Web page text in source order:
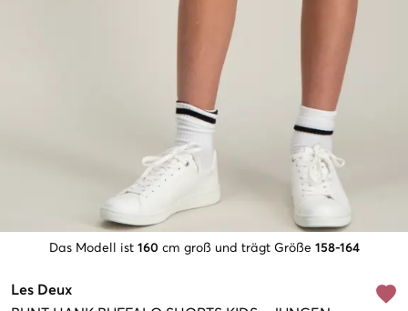
Das Modell ist 160 cm groß und trägt Größe 158-164
Les Deux